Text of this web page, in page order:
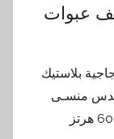
عبوات
بلاستيك
107 ماركة مهندس منسـى